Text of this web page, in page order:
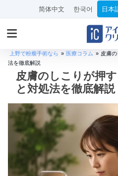
简体中文 한국어 日本
上野で粉瘤手術なら » 医療コラム » 皮膚
法を徹底解説
皮膚のしこりが押
と対処法を徹底解説